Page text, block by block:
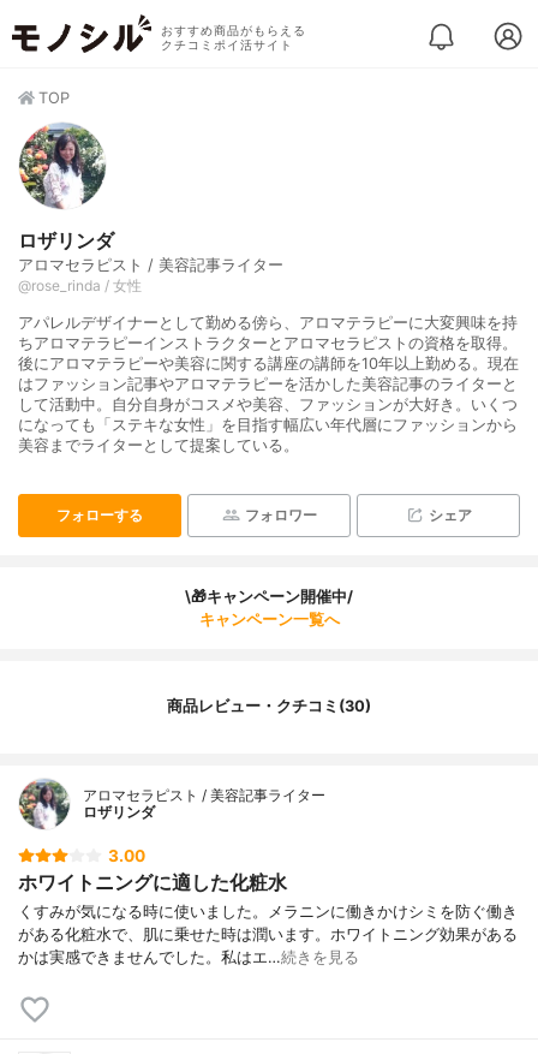
おすすめ商品がもらえる
クチコミポイ活サイト
TOP
ロザリンダ
アロマセラピスト / 美容記事ライター
@rose_rinda / 女性
アパレルデザイナーとして勤める傍ら、アロマテラピーに大変興味を持
ちアロマテラピーインストラクターとアロマセラピストの資格を取得。
後にアロマテラピーや美容に関する講座の講師を10年以上勤める。現在
はファッション記事やアロマテラピーを活かした美容記事のライターと
して活動中。自分自身がコスメや美容、ファッションが大好き。いくつ
になっても「ステキな女性」を目指す幅広い年代層にファッションから
美容までライターとして提案している。
フォローする フォロワー シェア
\🎁キャンペーン開催中/
キャンペーン一覧へ
商品レビュー・クチコミ(30)
アロマセラピスト / 美容記事ライター
ロザリンダ
3.00
ホワイトニングに適した化粧水
くすみが気になる時に使いました。メラニンに働きかけシミを防ぐ働き
がある化粧水で、肌に乗せた時は潤います。ホワイトニング効果がある
かは実感できませんでした。私はエ…続きを見る